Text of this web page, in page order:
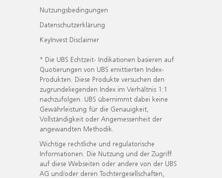
Nutzungsbedingungen
Datenschutzerklärung
KeyInvest Disclaimer
* Die UBS Echtzeit- Indikationen basieren auf
Quotierungen von UBS emittierten Index-
Produkten. Diese Produkte versuchen den
zugrundeliegenden Index im Verhältnis 1:1
nachzufolgen. UBS übernimmt dabei keine
Gewährleistung für die Genauigkeit,
Vollständigkeit oder Angemessenheit der
angewandten Methodik.
Wichtige rechtliche und regulatorische
Informationen. Die Nutzung und der Zugriff
auf diese Webseiten oder andere von der UBS
AG und/oder deren Tochtergesellschaften,